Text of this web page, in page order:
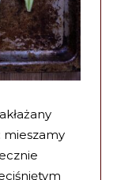
mieszamy